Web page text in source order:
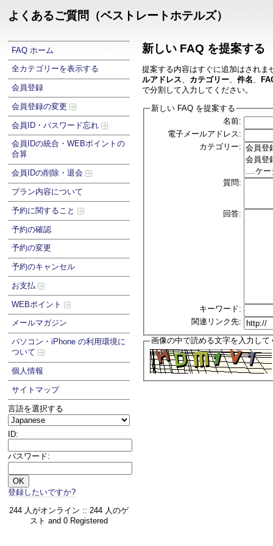
よくあるご質問（ベストレートホテルズ）
FAQ ホーム
全カテゴリーを表示する
会員登録
会員登録の変更
会員ID・パスワード忘れ
会員IDの統合・WEBポイントの
合算
会員IDの削除・退会
プラン内容について
予約に関すること
予約の確認
予約の変更
予約のキャンセル
お支払
WEBポイント
メールマガジン
パソコン・iPhone の利用環境に
ついて
個人情報
サイトマップ
言語を選択する
ID:
パスワード:
登録したいですか?
244 人がオンライン :: 244 人のゲ
スト and 0 Registered
新しい FAQ を提案する
提案する内容はすぐに追加はされ
ルアドレス
カテゴリー、 件名
で分割して入力してください。
新しい FAQ を提案する
名前:
電子メールアドレス:
カテゴリー:
質問:
回答:
キーワード:
関連リンク先:
画像の中で読める文字を入力して